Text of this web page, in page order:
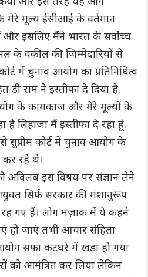
मेरे मूल्य ईसीआई के वर्तमान
इसलिए मैंने भारत के सर्वोच्च
के वकील की जिम्मेदारियों से
में चुनाव आयोग का प्रतिनिधित्व
राम ने इस्तीफा दे दिया है.
के कामकाज और मेरे मूल्यों के
है लिहाजा मैं इस्तीफा दे रहा हूं.
सुप्रीम कोर्ट में चुनाव आयोग के
रहे थे।
अविलंब इस विषय पर संज्ञान लेने
सिर्फ़ सरकार की मंशानुरूप
गए हैं। लोग मज़ाक में ये कहने
हो जाएं तभी आचार संहिता
सफ़ा कटघरे में खड़ा हो गया
को आमंत्रित कर लिया लेकिन